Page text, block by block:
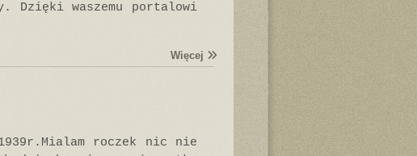
Dzięki waszemu portalowi
Więcej
roczek nic nie